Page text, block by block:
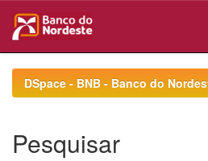
navigationDSpace - BNB - Banco do
Pesquisar